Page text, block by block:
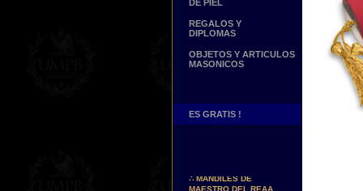
MAESTRO DEL REAA
DE PIEL
REGALOS Y
DIPLOMAS
OBJETOS Y ARTICULOS
MASONICOS
ES GRATIS !